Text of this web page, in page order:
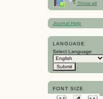
Show all
Journal Help
LANGUAGE
Select Language
FONT SIZE